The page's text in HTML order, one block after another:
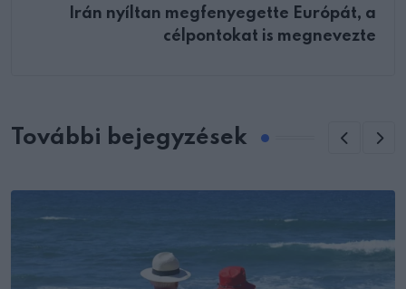
Irán nyíltan megfenyegette Európát, a
célpontokat is megnevezte
További bejegyzések